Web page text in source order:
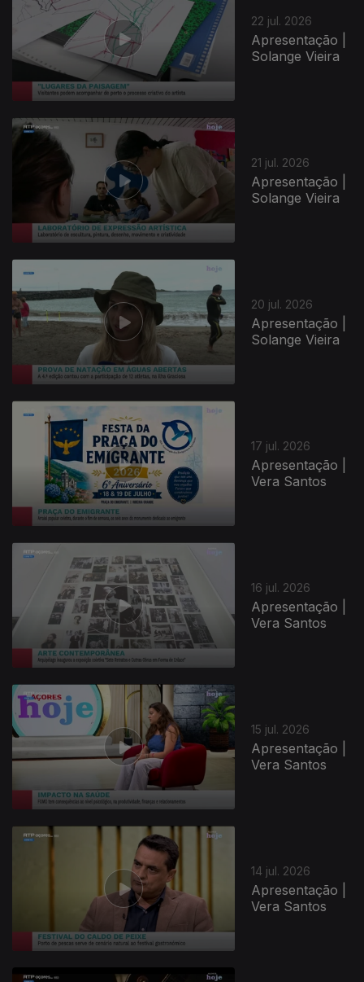
22 jul. 2026
Apresentação |
Solange Vieira
21 jul. 2026
Apresentação |
Solange Vieira
20 jul. 2026
Apresentação |
Solange Vieira
17 jul. 2026
Apresentação |
Vera Santos
16 jul. 2026
Apresentação |
Vera Santos
943209
15 jul. 2026
Apresentação |
Vera Santos
14 jul. 2026
Apresentação |
Vera Santos